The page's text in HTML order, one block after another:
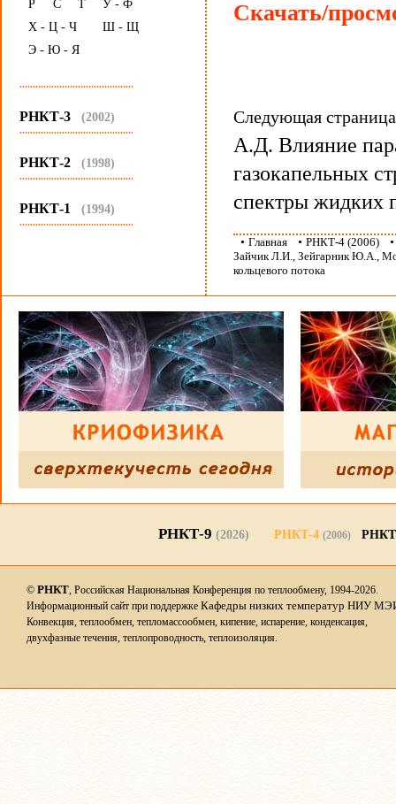
Р
С Т
У - Ф
Х - Ц - Ч
Ш - Щ
Э - Ю - Я
...........................................
РНКТ-3 (2002)
...........................................
РНКТ-2 (1998)
...........................................
РНКТ-1 (1994)
...........................................
Скачать/
Следующая
А.Д. Влияние
газокапельных
спектры жидких
• Главная • РНКТ-4 (2006)
Зайчик Л.И., Зейгарник Ю.А.,
кольцевого потока
РНКТ-9 (2026) РНКТ-4 (2006)
© РНКТ, Российская Национальная Конференция по теплообмену, 1994-2026.
Информационный сайт при поддержке Кафедры низких температур НИУ
Конвекция, теплообмен, тепломассообмен, кипение, испарение, конденсация,
двухфазные течения, теплопроводность, теплоизоляция.